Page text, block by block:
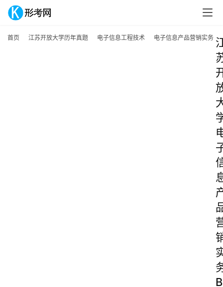
首页 江苏开放大学历年真题 电子信息工程技术 电子信息产品营销实务
B